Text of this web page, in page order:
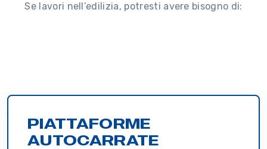
Se lavori nell’edilizia, potresti avere bisogno di:
PIATTAFORME
AUTOCARRATE